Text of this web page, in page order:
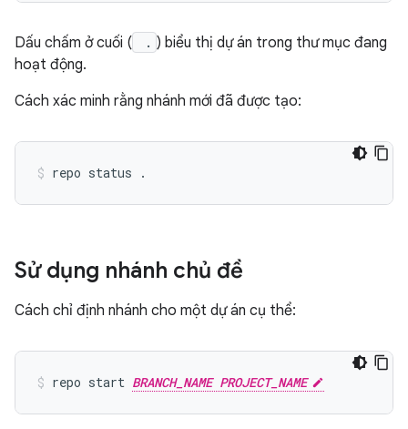
Dấu chấm ở cuối ( . ) biểu thị dự án trong thư mục đang
hoạt động.
Cách xác minh rằng nhánh mới đã được tạo:
Sử dụng nhánh chủ đề
Cách chỉ định nhánh cho một dự án cụ thể:
repo start BRANCH_NAME PROJECT_NAME